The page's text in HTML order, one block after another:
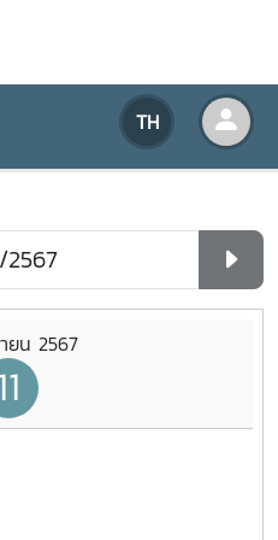
TH
หน่วยงาน
น 2567